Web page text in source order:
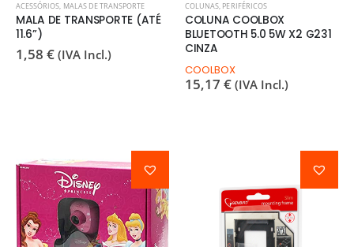
ACESSÓRIOS, MALAS DE TRANSPORTE
MALA DE TRANSPORTE (ATÉ
11.6”)
1,58 € (IVA Incl.)
COLUNAS, PERIFÉRICOS
COLUNA COOLBOX
BLUETOOTH 5.0 5W X2 G231
CINZA
COOLBOX
15,17 € (IVA Incl.)